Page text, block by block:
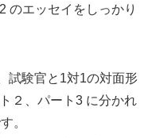
のエッセイをしっかり
試験官と1対1の対面形
２、パート3 に分かれ
。